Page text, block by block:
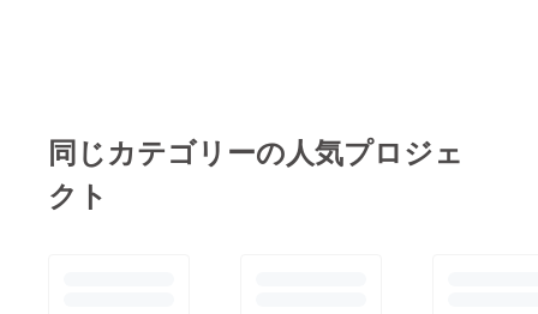
後に人が集まるんじゃ
ろ。。 。。。ない！
でしょうか。 まずは
成田で乾杯。 ・チ
同じカテゴリーの人気プロジェ
クト